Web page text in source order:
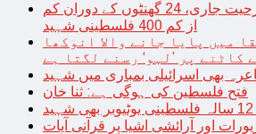
اسرائیل کی غزہ پر جارحیت جاری، 24 گھنٹوں کے دوران کم
از کم 400 فلسطینی شہید
میں پایا جانے والا انوکھا
کاٹنے پر ’لہو‘ رسنے لگتا ہے
بھی اسرائیلی بمباری میں شہید
فتح فلسطین کی ہوگی ہے: ثنا خان
اور آرائشی اشیا پر قرآنی آیات